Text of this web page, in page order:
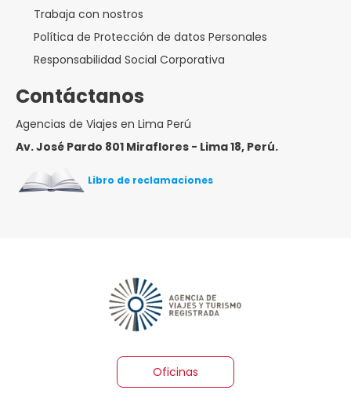
Trabaja con nostros
Política de Protección de datos Personales
Responsabilidad Social Corporativa
Contáctanos
Agencias de Viajes en Lima Perú
Av. José Pardo 801 Miraflores - Lima 18, Perú.
Libro de reclamaciones
Oficinas